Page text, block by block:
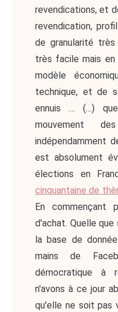
revendications, et
revendication,
de granularité
très facile mais
modèle
technique, et de
ennuis … (…)
mouvement
indépendamment
est absolument
élections en
cinquantaine de
En commençant
d'achat. Quelle
la base de
mains de
démocratique à
n'avons à ce jour
qu'elle ne soit pas